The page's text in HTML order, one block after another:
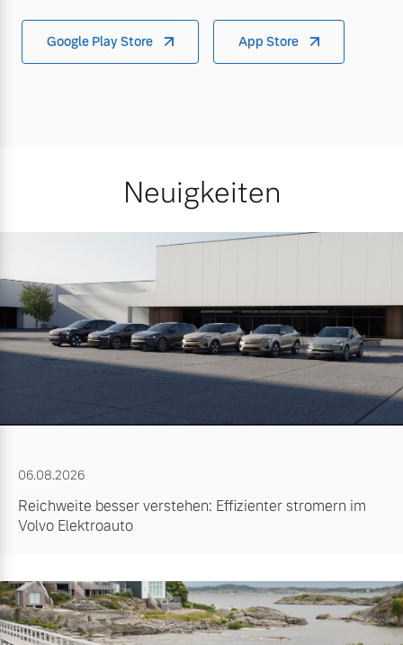
Google Play Store App Store
Neuigkeiten
06.08.2026
Reichweite besser verstehen: Effizienter stromern im
Volvo Elektroauto